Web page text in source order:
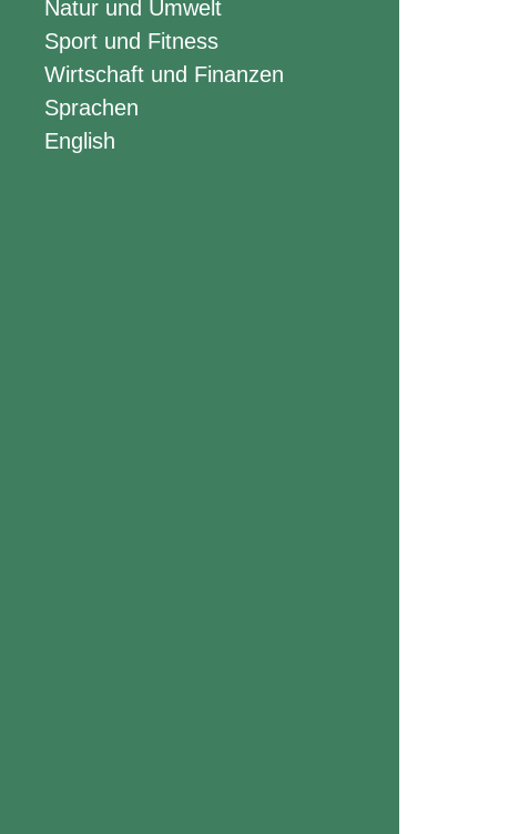
Natur und Umwelt
Sport und Fitness
Wirtschaft und Finanzen
Sprachen
English